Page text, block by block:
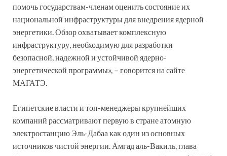
помочь государствам-членам оценить состояние их
национальной инфраструктуры для внедрения ядерной
энергетики. Обзор охватывает комплексную
инфраструктуру, необходимую для разработки
безопасной, надежной и устойчивой ядерно-
энергетической программы», – говорится на сайте
МАГАТЭ.
Египетские власти и топ-менеджеры крупнейших
компаний рассматривают первую в стране атомную
электростанцию Эль-Дабаа как один из основных
источников чистой энергии. Амгад аль-Вакиль, глава